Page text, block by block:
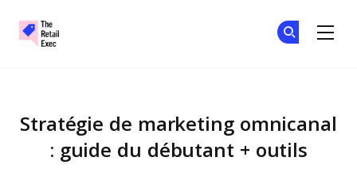
Stratégie de marketing omnicanal
: guide du débutant + outils